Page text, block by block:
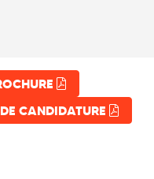
CANDIDATURE